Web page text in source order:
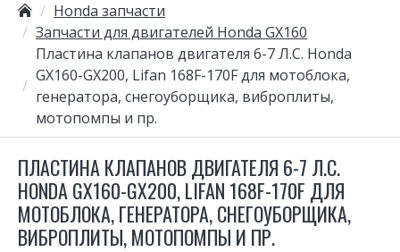
Honda запчасти
Запчасти для двигателей Honda GX160
Пластина клапанов двигателя 6-7 Л.С. Honda
GX160-GX200, Lifan 168F-170F для мотоблока,
генератора, снегоуборщика, виброплиты,
мотопомпы и пр.
ПЛАСТИНА КЛАПАНОВ ДВИГАТЕЛЯ 6-7 Л.С.
HONDA GX160-GX200, LIFAN 168F-170F ДЛЯ
МОТОБЛОКА, ГЕНЕРАТОРА, СНЕГОУБОРЩИКА,
ВИБРОПЛИТЫ, МОТОПОМПЫ И ПР.